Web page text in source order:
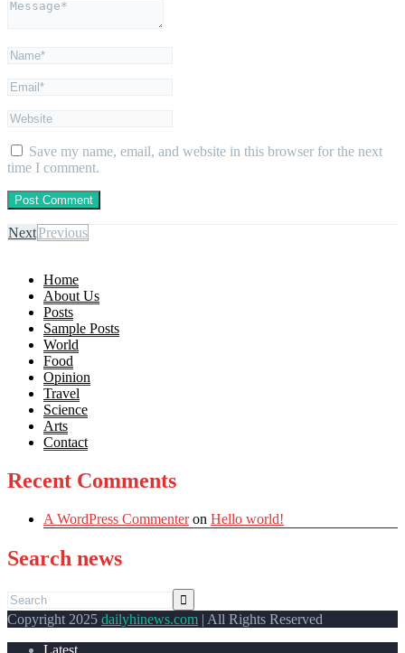
Save my name, email, and website in this browser for the next
time I comment.
NextPrevious
Home
About Us
Posts
Sample Posts
World
Food
Opinion
Travel
Science
Arts
Contact
Recent Comments
A WordPress Commenteron Hello world!
Search news
Copyright 2025 dailyhinews.com | All Rights Reserved
Latest